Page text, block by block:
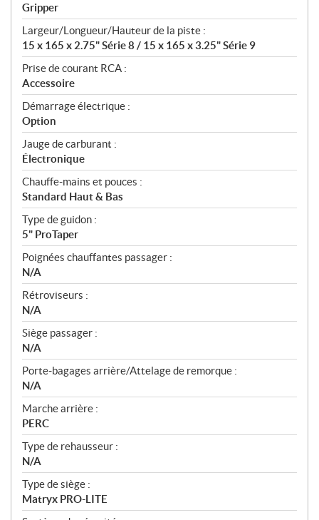
Gripper
Largeur/Longueur/Hauteur de la piste :
15 x 165 x 2.75" Série 8 / 15 x 165 x 3.25" Série 9
Prise de courant RCA :
Accessoire
Démarrage électrique :
Option
Jauge de carburant :
Électronique
Chauffe-mains et pouces :
Standard Haut & Bas
Type de guidon :
5" ProTaper
Poignées chauffantes passager :
N/A
Rétroviseurs :
N/A
Siège passager :
N/A
Porte-bagages arrière/Attelage de remorque :
N/A
Marche arrière :
PERC
Type de rehausseur :
N/A
Type de siège :
Matryx PRO-LITE